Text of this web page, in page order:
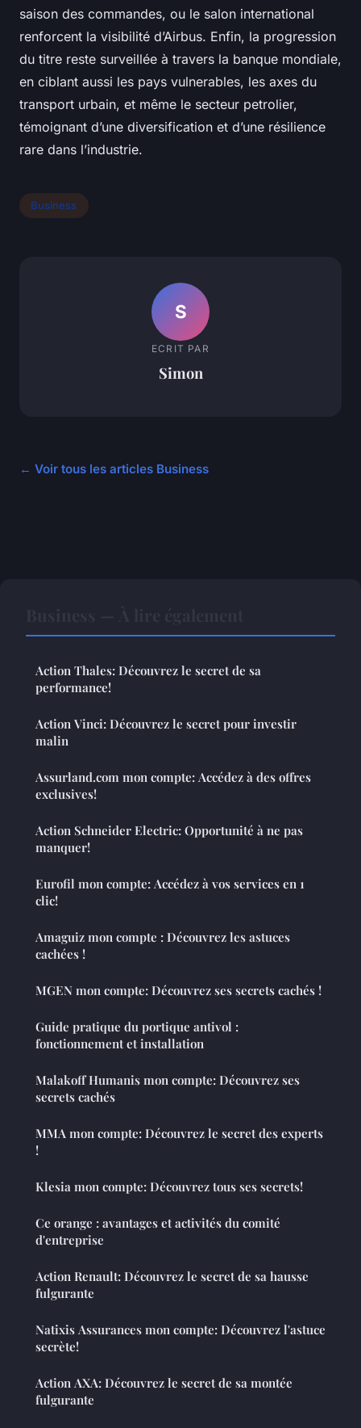
saison des commandes, ou le salon international
renforcent la visibilité d’Airbus. Enfin, la progression
du titre reste surveillée à travers la banque mondiale,
en ciblant aussi les pays vulnerables, les axes du
transport urbain, et même le secteur petrolier,
témoignant d’une diversification et d’une résilience
rare dans l’industrie.
Business
S
ECRIT PAR
Simon
← Voir tous les articles Business
Action Thales: Découvrez le secret de sa
performance!
Action Vinci: Découvrez le secret pour investir
malin
Assurland.com mon compte: Accédez à des offres
exclusives!
Action Schneider Electric: Opportunité à ne pas
manquer!
Eurofil mon compte: Accédez à vos services en 1
clic!
Amaguiz mon compte : Découvrez les astuces
cachées !
MGEN mon compte: Découvrez ses secrets cachés !
Guide pratique du portique antivol :
fonctionnement et installation
Malakoff Humanis mon compte: Découvrez ses
secrets cachés
MMA mon compte: Découvrez le secret des experts
!
Klesia mon compte: Découvrez tous ses secrets!
Ce orange : avantages et activités du comité
d'entreprise
Action Renault: Découvrez le secret de sa hausse
fulgurante
Natixis Assurances mon compte: Découvrez l'astuce
secrète!
Action AXA: Découvrez le secret de sa montée
fulgurante